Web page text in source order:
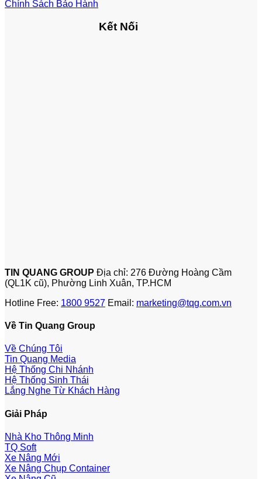
Chính Sách Bảo Hành
Kết Nối
TIN QUANG GROUP Địa chỉ: 276 Đường Hoàng Cầm
(QL1K cũ), Phường Linh Xuân, TP.HCM
Hotline Free: 1800 9527 Email: marketing@tqg.com.vn
Về Tin Quang Group
Về Chúng Tôi
Tin Quang Media
Hệ Thống Chi Nhánh
Hệ Thống Sinh Thái
Lắng Nghe Từ Khách Hàng
Giải Pháp
Nhà Kho Thông Minh
TQ Soft
Xe Nâng Mới
Xe Nâng Chụp Container